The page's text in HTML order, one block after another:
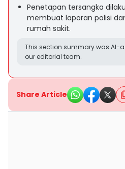
Penetapan tersangka
membuat laporan polisi
rumah sakit.
This section summary was AI-
our editorial team.
Share Article